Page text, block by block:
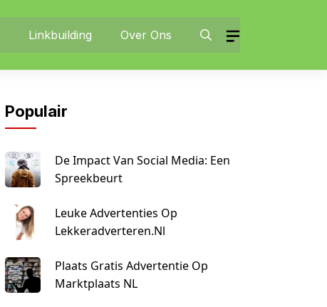
Linkbuilding Over Ons
Populair
De Impact Van Social Media: Een
Spreekbeurt
Leuke Advertenties Op
Lekkeradverteren.nl
Plaats Gratis Advertentie Op
Marktplaats NL